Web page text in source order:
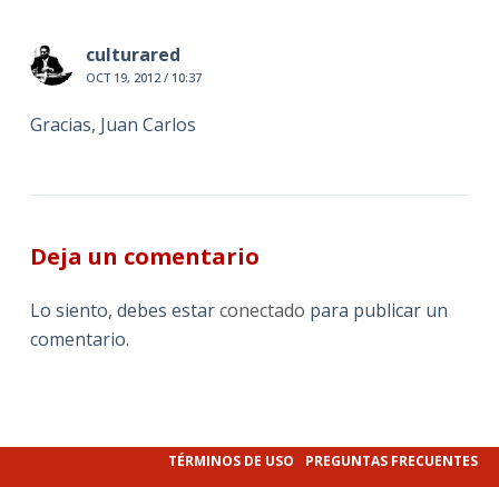
culturared
OCT 19, 2012 / 10:37
Gracias, Juan Carlos
Deja un comentario
Lo siento, debes estarconectado para publicar un
comentario.
TÉRMINOS DE USO PREGUNTAS FRECUENTES